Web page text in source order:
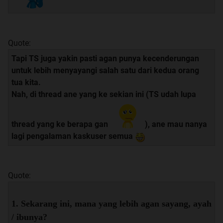
Quote:
Tapi TS juga yakin pasti agan punya kecenderungan
untuk lebih menyayangi salah satu dari kedua orang
tua kita.
Nah, di thread ane yang ke sekian ini (TS udah lupa
thread yang ke berapa gan
), ane mau nanya
lagi pengalaman kaskuser semua
Quote:
1. Sekarang ini, mana yang lebih agan sayang, ayah
/ ibunya?